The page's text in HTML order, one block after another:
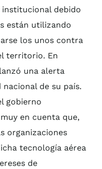
debido
están utilizando
los unos contra
territorio. En
una alerta
de su país.
gobierno
en cuenta que,
organizaciones
tecnología aérea
de